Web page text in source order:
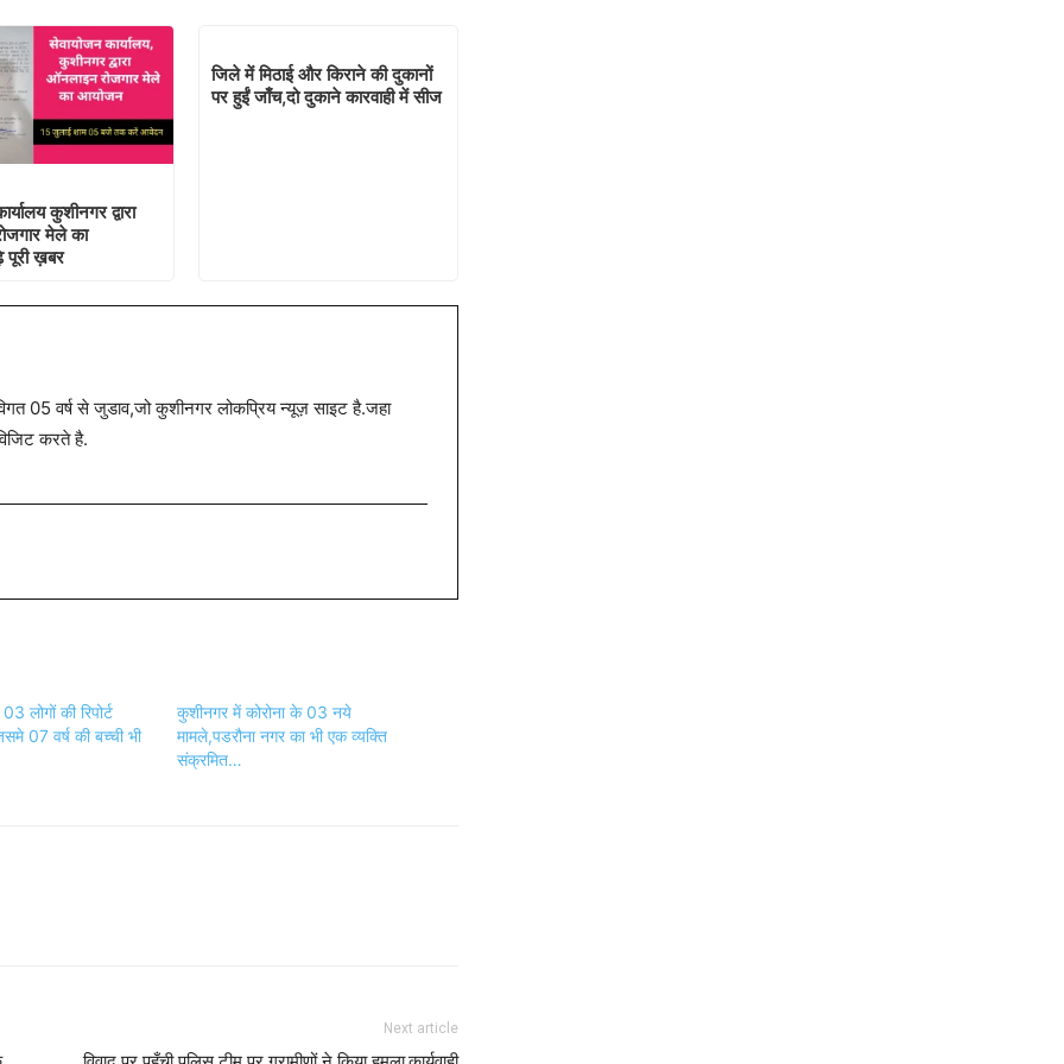
कुशीनगर द्वारा
मेले का
ख़बर
जिले में मिठाई और किराने की दुकानों
पर हुईं जाँच,दो दुकाने कारवाही में सीज
05 वर्ष से जुडाव,जो कुशीनगर लोकप्रिय न्यूज़ साइट है.जहा
करते है.
लोगों की रिपोर्ट
07 वर्ष की बच्ची भी
कुशीनगर में कोरोना के 03 नये
मामले,पडरौना नगर का भी एक व्यक्ति
संक्रमित…
Next article